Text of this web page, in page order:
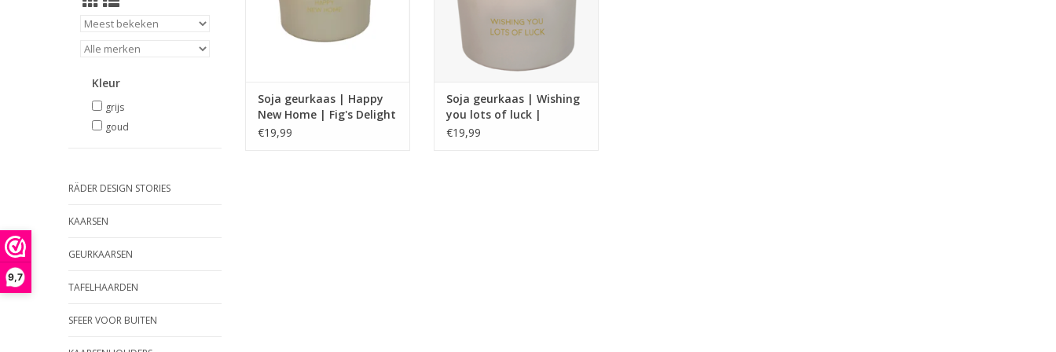
9,7
Kleur
grijs
goud
RÄDER DESIGN STORIES
KAARSEN
GEURKAARSEN
TAFELHAARDEN
SFEER VOOR BUITEN
Brandduur: 75 uur.
Soja geurkaas | Happy
New Home | Fig's Delight
| My Flame
€19,99
cadeau om iemand geluk te
wensen.
TOEVOEGEN AAN WINKELWAGEN
Soja geurkaas | Wishing
you lots of luck |
Amber's Secret | My
€19,99